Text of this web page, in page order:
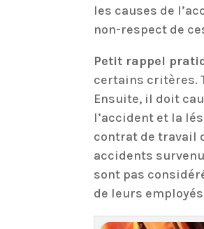
les causes de
non-respect de
Petit rappel
certains critères.
Ensuite, il doit
l’accident et la
contrat de travail
accidents
sont pas
de leurs